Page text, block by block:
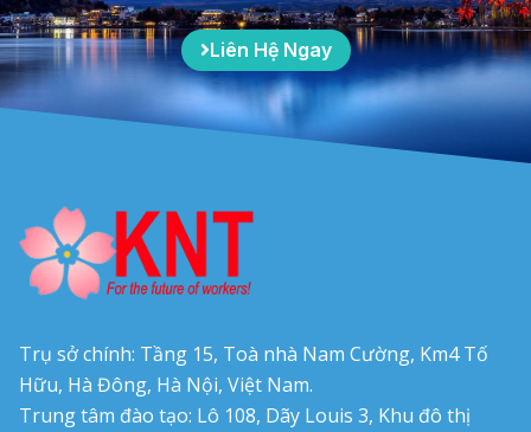
Liên Hệ Ngay
Trụ sở chính: Tầng 15, Toà nhà Nam Cường, Km4 Tố
Hữu, Hà Đông, Hà Nội, Việt Nam.
Trung tâm đào tạo: Lô 108, Dãy Louis 3, Khu đô thị